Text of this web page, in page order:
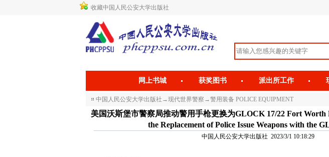
收藏中国人民公安大学出版社
网上书城 获奖图书 派出所工作
中国人民公安大学出版社 →现代世界警察 →警用装备 POLICE EQUIPMENT
美国沃斯堡市警察局推动警用手枪更换为GLOCK 17/22 Fort Worth
the Replacement of Police Issue Weapons with the
中国人民公安大学出版社 2023/3/1 10:18:29